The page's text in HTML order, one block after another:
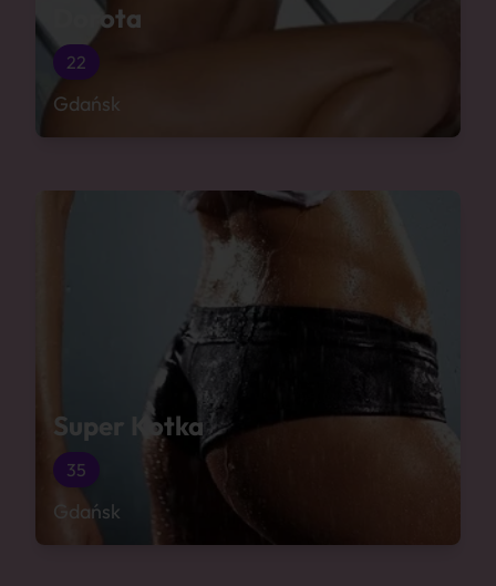
Dorota
22
Gdańsk
Super Kotka
35
Gdańsk